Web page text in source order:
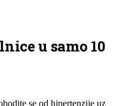
u samo 10